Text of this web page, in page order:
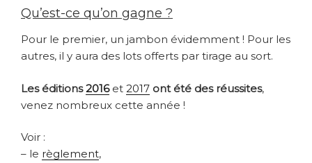
Qu’est-ce qu’on gagne ?
Pour le premier, un jambon évidemment ! Pour les
autres, il y aura des lots offerts par tirage au sort.
Les éditions2016 et 2017 ont été des réussites,
venez nombreux cette année !
Voir :
– le règlement,